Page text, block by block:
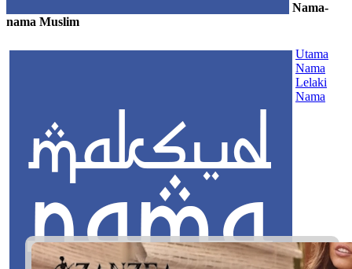
Nama-
nama Muslim
Utama
Nama
Lelaki
Nama